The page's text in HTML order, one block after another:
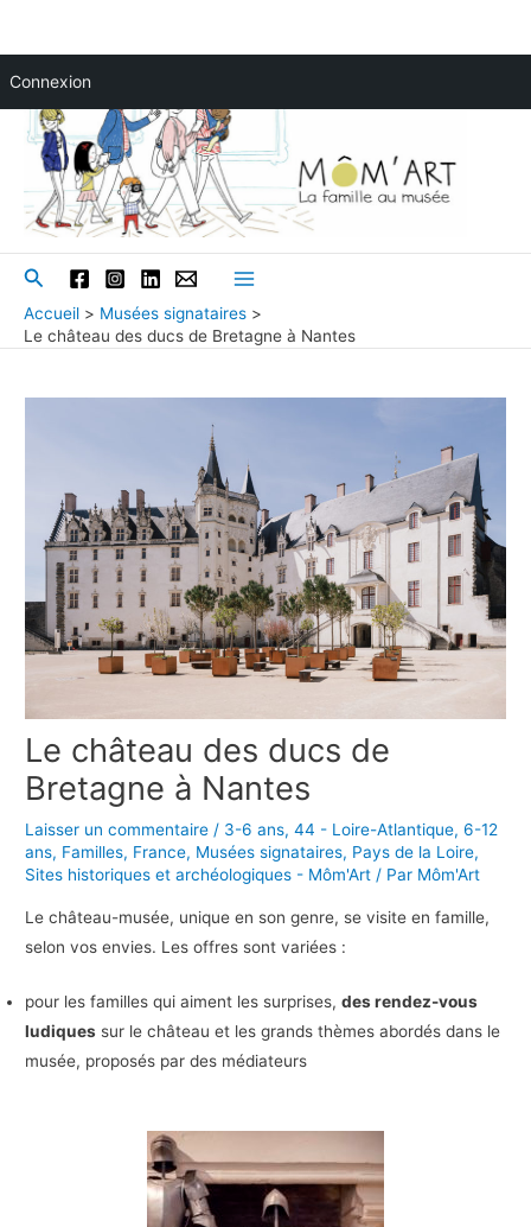
Connexion
contenu
Rechercher
Menu
Accueil
Musées signataires
Le château des ducs de Bretagne à Nantes
Le château des ducs de
Bretagne à Nantes
Laisser un commentaire / 3-6 ans,44 - Loire-Atlantique,6-12
ans, Familles, France, Musées signataires, Pays de la Loire,
Sites historiques et archéologiques - Môm'Art / Par Môm'Art
Le château-musée, unique en son genre, se visite en famille,
selon vos envies. Les offres sont variées :
pour les familles qui aiment les surprises,des rendez-vous
ludiques sur le château et les grands thèmes abordés dans le
musée, proposés par des médiateurs